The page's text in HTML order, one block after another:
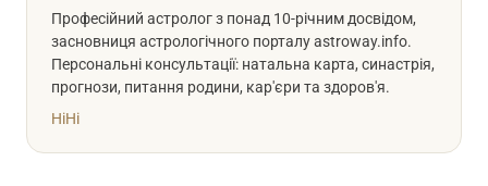
Професійний астролог з понад 10-річним досвідом,
засновниця астрологічного порталу astroway.info.
Персональні консультації: натальна карта, синастрія,
прогнози, питання родини, кар'єри та здоров'я.
HiHi